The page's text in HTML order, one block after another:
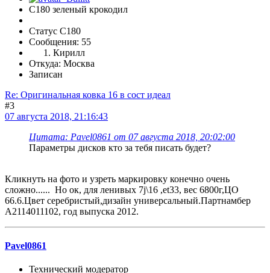
С180 зеленый крокодил
Статус C180
Сообщения: 55
Кирилл
Откуда: Москва
Записан
Re: Оригинальная ковка 16 в сост идеал
#3
07 августа 2018, 21:16:43
Цитата: Pavel0861 от 07 августа 2018, 20:02:00
Параметры дисков кто за тебя писать будет?
Кликнуть на фото и узреть маркировку конечно очень
сложно...... Но ок, для ленивых 7j\16 ,et33, вес 6800г,ЦО
66.6.Цвет серебристый,дизайн универсальный.Партнамбер
A2114011102, год выпуска 2012.
Pavel0861
Технический модератор